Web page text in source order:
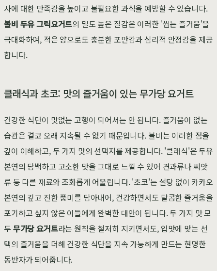
사에 대한 만족감을 높이고 불필요한 과식을 예방할 수 있습니다.
볼비 두유 그릭요거트의 밀도 높은 질감은 이러한 '씹는 즐거움'을
극대화하여, 적은 양으로도 충분한 포만감과 심리적 안정감을 제공
합니다.
클래식과 초코: 맛의 즐거움이 있는 무가당 요거트
건강한 식단이 맛없는 고행이 되어서는 안 됩니다. 즐거움이 없는
습관은 결코 오래 지속될 수 없기 때문입니다. 볼비는 이러한 점을
깊이 이해하고, 두 가지 맛의 선택지를 제공합니다. '클래식'은 두유
본연의 담백하고 고소한 맛을 그대로 느낄 수 있어 견과류나 씨앗
류 등 다른 재료와 조화롭게 어울립니다. '초코'는 설탕 없이 카카오
본연의 깊고 진한 풍미를 담아내어, 건강하면서도 달콤한 즐거움을
포기하고 싶지 않은 이들에게 완벽한 대안이 됩니다. 두 가지 맛 모
두 무가당 요거트라는 원칙을 철저히 지키면서도, 입맛에 맞는 선
택의 즐거움을 더해 건강한 식단을 지속 가능하게 만드는 현명한
동반자가 되어줍니다.